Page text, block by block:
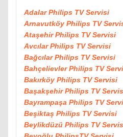
Adalar Philips TV Servisi
Arnavutköy Philips TV
Ataşehir Philips TV Servisi
Avcılar Philips TV Servisi
Bağcılar Philips TV Servisi
Bahçelievler Philips TV
Bakırköy Philips TV Servisi
Başakşehir Philips TV
Bayrampaşa Philips TV
Beşiktaş Philips TV Servisi
Beylikdüzü Philips TV